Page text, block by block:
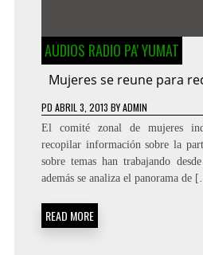
AUDIOS RADIO PA' YUMAT
Mujeres se reune para
PD ABRIL 3, 2013 BYADMIN
El comité zonal de mujeres
recopilar información sobre la
sobre temas han trabajando
además se analiza el panorama de
READ MORE